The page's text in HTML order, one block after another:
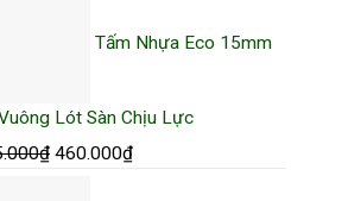
295.000₫. là:
Tấm Nhựa Eco 15mm
Lót Sàn Chịu Lực
₫ Giá
460.000₫Giá